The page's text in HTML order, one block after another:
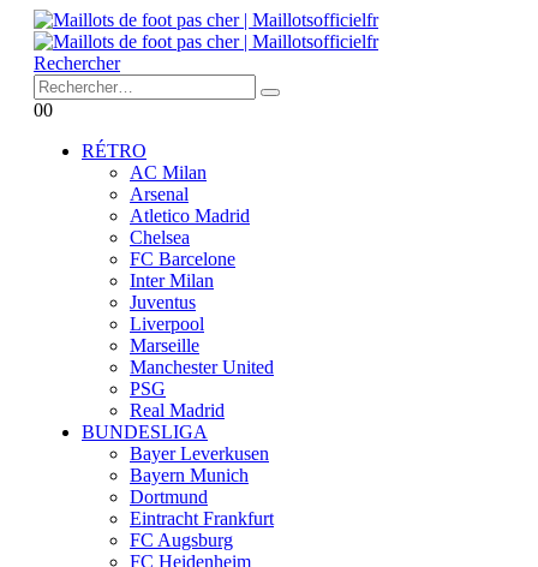
Rechercher
00
RÉTRO
AC Milan
Arsenal
Atletico Madrid
Chelsea
FC Barcelone
Inter Milan
Juventus
Liverpool
Marseille
Manchester United
PSG
Real Madrid
BUNDESLIGA
Bayer Leverkusen
Bayern Munich
Dortmund
Eintracht Frankfurt
FC Augsburg
FC Heidenheim